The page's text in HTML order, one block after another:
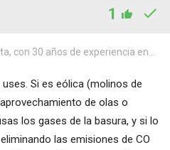
1
con 30 años de experiencia en...
Si es eólica (molinos de
de olas o
los gases de la basura, y si lo
las emisiones de CO